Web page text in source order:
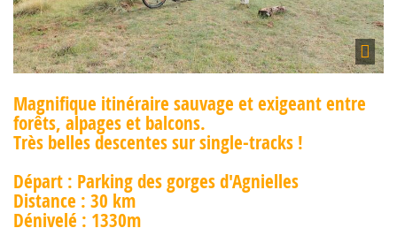
Magnifique itinéraire sauvage et exigeant entre
forêts, alpages et balcons.
Très belles descentes sur single-tracks !
Départ : Parking des gorges d'Agnielles
Distance : 30 km
Dénivelé : 1330m